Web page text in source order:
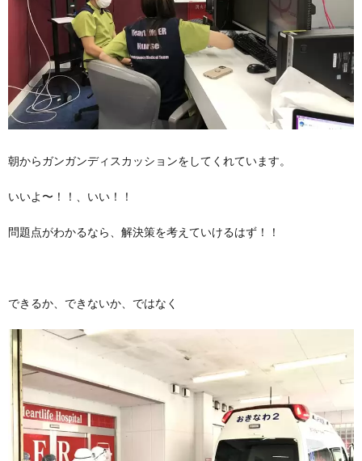
朝からガンガンディスカッションをしてくれています。
いいよ〜！！、いい！！
問題点がわかるなら、解決策を考えていけるはず！！
できるか、できないか、ではなく